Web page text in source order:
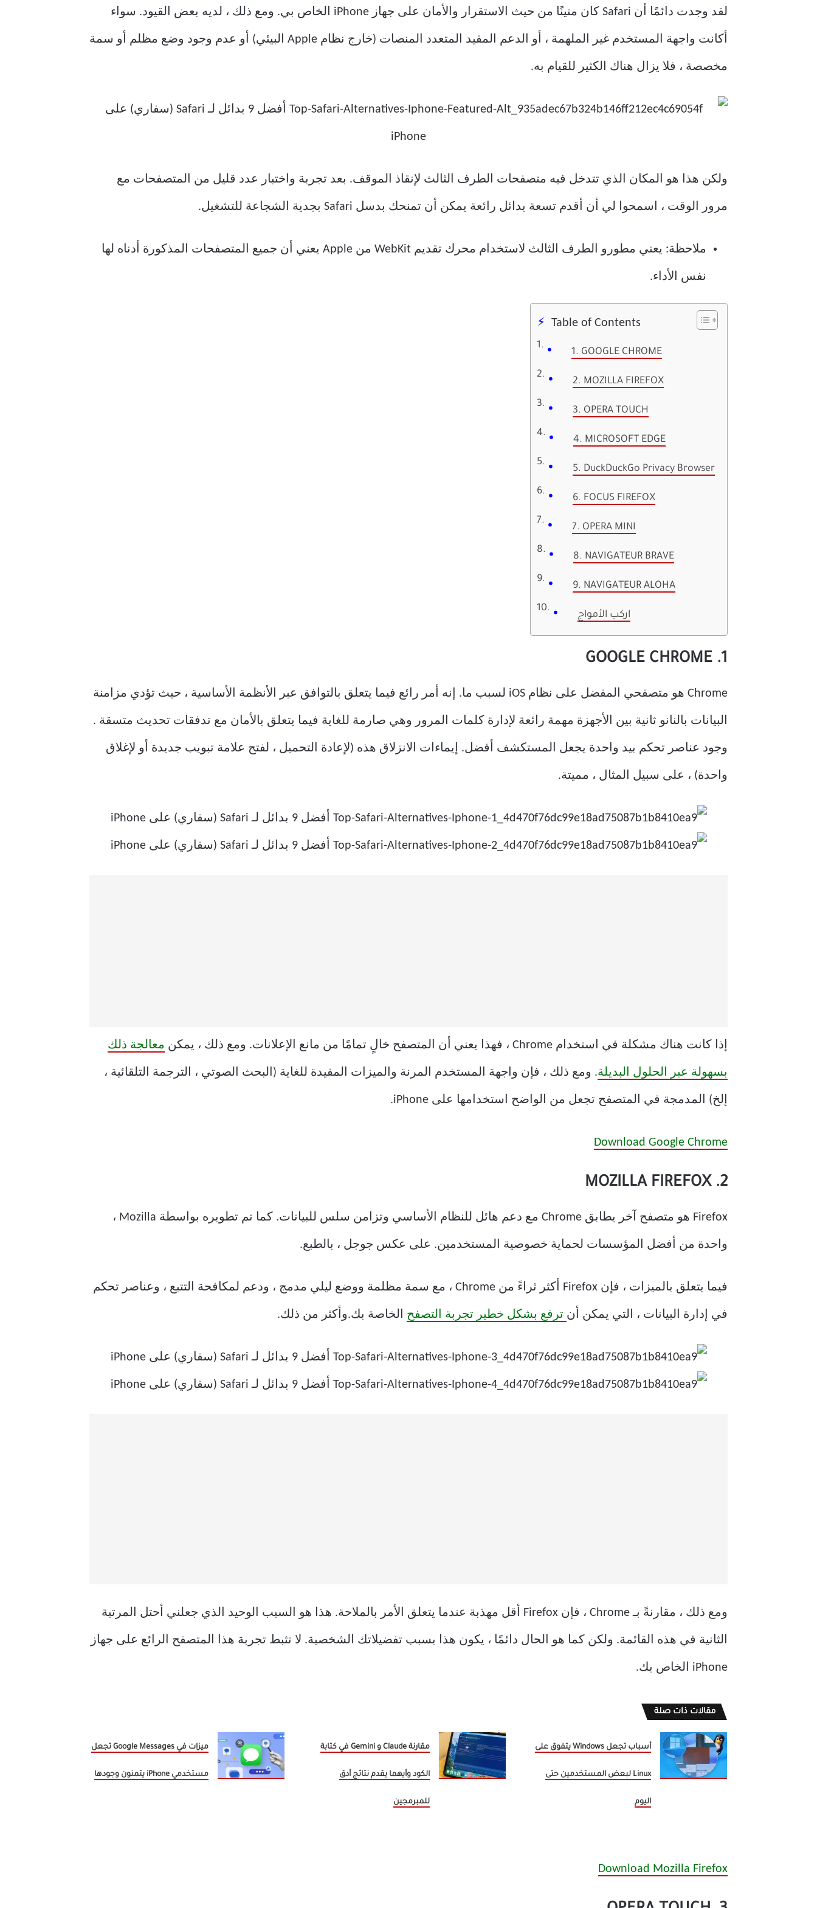
لقد وجدت دائمًا أن Safari كان متينًا من حيث الاستقرار والأمان على جهاز iPhone الخاص بي. ومع ذلك ، لديه بعض القيود. سواء
أكانت واجهة المستخدم غير الملهمة ، أو الدعم المقيد المتعدد المنصات (خارج نظام Apple البيئي) أو عدم وجود وضع مظلم أو سمة
مخصصة ، فلا يزال هناك الكثير للقيام به.
ولكن هذا هو المكان الذي تتدخل فيه متصفحات الطرف الثالث لإنقاذ الموقف. بعد تجربة واختبار عدد قليل من المتصفحات مع
مرور الوقت ، اسمحوا لي أن أقدم تسعة بدائل رائعة يمكن أن تمنحك بدسل Safari بجدية الشجاعة للتشغيل.
ملاحظة: يعني مطورو الطرف الثالث لاستخدام محرك تقديم WebKit من Apple يعني أن جميع المتصفحات المذكورة أدناه لها
نفس الأداء.
Table of Contents
1. GOOGLE CHROME
2. MOZILLA FIREFOX
3. OPERA TOUCH
4. MICROSOFT EDGE
5. DuckDuckGo Privacy Browser
6. FOCUS FIREFOX
7. OPERA MINI
8. NAVIGATEUR BRAVE
9. NAVIGATEUR ALOHA
اركب الأمواج
1. GOOGLE CHROME
Chrome هو متصفحي المفضل على نظام iOS لسبب ما. إنه أمر رائع فيما يتعلق بالتوافق عبر الأنظمة الأساسية ، حيث تؤدي مزامنة
البيانات بالنانو ثانية بين الأجهزة مهمة رائعة لإدارة كلمات المرور وهي صارمة للغاية فيما يتعلق بالأمان مع تدفقات تحديث متسقة .
وجود عناصر تحكم بيد واحدة يجعل المستكشف أفضل. إيماءات الانزلاق هذه (لإعادة التحميل ، لفتح علامة تبويب جديدة أو لإغلاق
واحدة) ، على سبيل المثال ، مميتة.
إذا كانت هناك مشكلة في استخدام Chrome ، فهذا يعني أن المتصفح خالٍ تمامًا من مانع الإعلانات. ومع ذلك ، يمكن معالجة ذلك
بسهولة عبر الحلول البديلة. ومع ذلك ، فإن واجهة المستخدم المرنة والميزات المفيدة للغاية (البحث الصوتي ، الترجمة التلقائية ،
إلخ) المدمجة في المتصفح تجعل من الواضح استخدامها على iPhone.
Download Google Chrome
2. MOZILLA FIREFOX
Firefox هو متصفح آخر يطابق Chrome مع دعم هائل للنظام الأساسي وتزامن سلس للبيانات. كما تم تطويره بواسطة Mozilla ،
واحدة من أفضل المؤسسات لحماية خصوصية المستخدمين. على عكس جوجل ، بالطبع.
فيما يتعلق بالميزات ، فإن Firefox أكثر ثراءً من Chrome ، مع سمة مظلمة ووضع ليلي مدمج ، ودعم لمكافحة التتبع ، وعناصر تحكم
في إدارة البيانات ، التي يمكن أن ترفع بشكل خطير تجربة التصفح الخاصة بك.وأكثر من ذلك.
ومع ذلك ، مقارنةً بـ Chrome ، فإن Firefox أقل مهذبة عندما يتعلق الأمر بالملاحة. هذا هو السبب الوحيد الذي جعلني أحتل المرتبة
الثانية في هذه القائمة. ولكن كما هو الحال دائمًا ، يكون هذا بسبب تفضيلاتك الشخصية. لا تثبط تجربة هذا المتصفح الرائع على جهاز
iPhone الخاص بك.
مقالات ذات صلة
أسباب تجعل Windows يتفوق على
Linux لبعض المستخدمين حتى
اليوم
مقارنة Claude و Gemini في كتابة
الكود وأيهما يقدم نتائج أدق
للمبرمجين
ميزات في Google Messages تجعل
مستخدمي iPhone يتمنون وجودها
Download Mozilla Firefox